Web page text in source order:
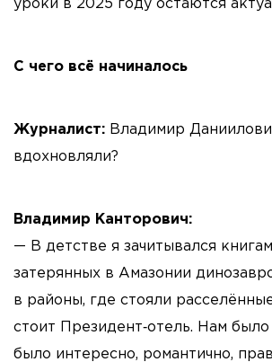
уроки в 2025 году остаются
С чего всё начиналось
Журналист: Владимир
вдохновляли?
Владимир Канторович:
— В детстве я зачитывался
затерянных в Амазонии
в районы, где стояли
стоит Президент‑отель. Нам
было интересно, романтично,